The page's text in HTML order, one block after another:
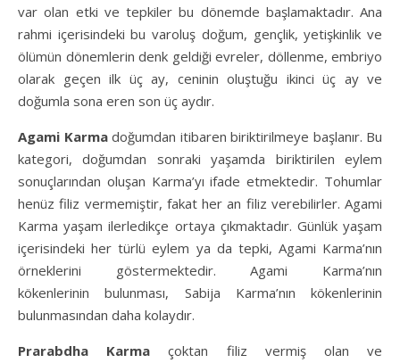
var olan etki ve tepkiler bu dönemde başlamaktadır. Ana
rahmi içerisindeki bu varoluş doğum, gençlik, yetişkinlik ve
ölümün dönemlerin denk geldiği evreler, döllenme, embriyo
olarak geçen ilk üç ay, ceninin oluştuğu ikinci üç ay ve
doğumla sona eren son üç aydır.
Agami Karmadoğumdan itibaren biriktirilmeye başlanır. Bu
kategori, doğumdan sonraki yaşamda biriktirilen eylem
sonuçlarından oluşan Karma’yı ifade etmektedir. Tohumlar
henüz filiz vermemiştir, fakat her an filiz verebilirler. Agami
Karma yaşam ilerledikçe ortaya çıkmaktadır. Günlük yaşam
içerisindeki her türlü eylem ya da tepki, Agami Karma’nın
örneklerini göstermektedir. Agami Karma’nın
kökenlerinin bulunması, Sabija Karma’nın kökenlerinin
bulunmasından daha kolaydır.
Prarabdha Karma çoktan filiz vermiş olan ve